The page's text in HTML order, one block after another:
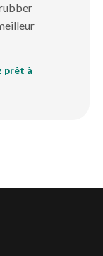
prêt à